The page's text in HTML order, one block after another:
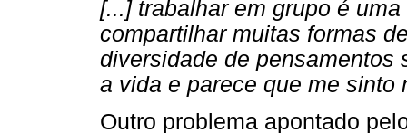
[...] trabalhar em grupo é
compartilhar muitas formas
diversidade de pensamentos
a vida e parece que me
Outro problema apontado